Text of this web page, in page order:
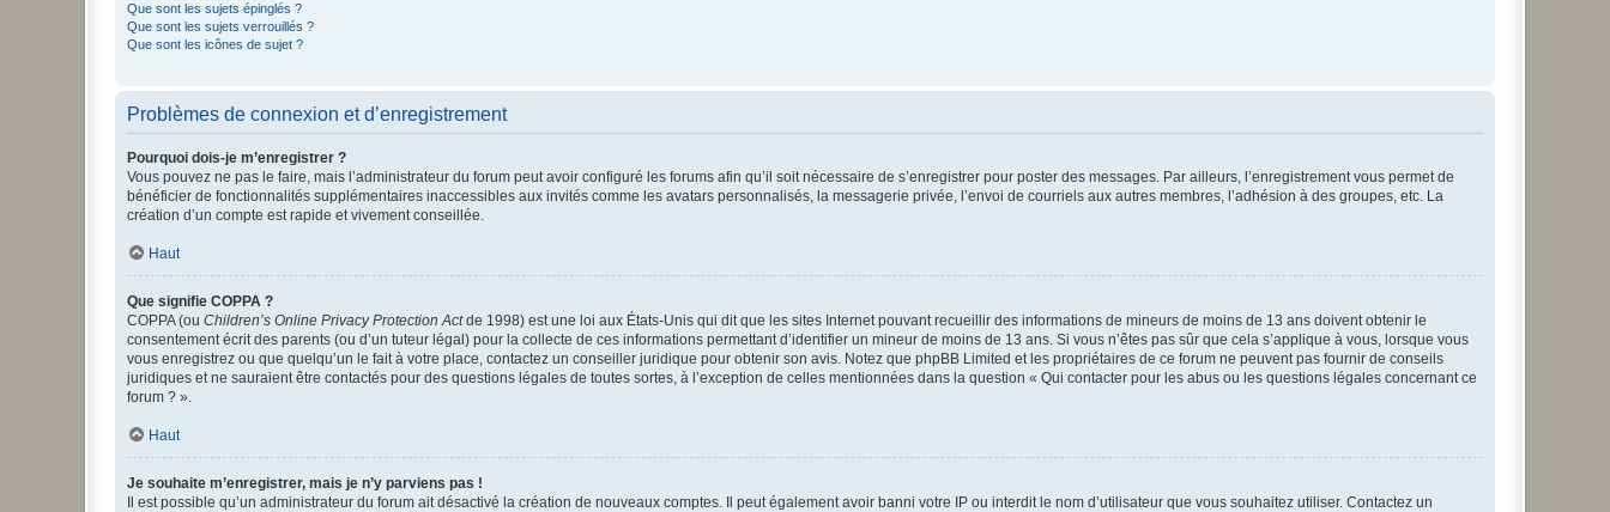
Que sont les sujets épinglés ?
Que sont les sujets verrouillés ?
Que sont les icônes de sujet ?
Problèmes de connexion et d’enregistrement
Pourquoi dois-je m’enregistrer ?
Vous pouvez ne pas le faire, mais l’administrateur du forum peut avoir configuré les forums afin qu’il soit nécessaire de s’enregistrer pour poster des messages. Par ailleurs, l’enregistrement vous permet de
bénéficier de fonctionnalités supplémentaires inaccessibles aux invités comme les avatars personnalisés, la messagerie privée, l’envoi de courriels aux autres membres, l’adhésion à des groupes, etc. La
création d’un compte est rapide et vivement conseillée.
Haut
Que signifie COPPA ?
COPPA (ou Children’s Online Privacy Protection Actde 1998) est une loi aux États-Unis qui dit que les sites Internet pouvant recueillir des informations de mineurs de moins de 13 ans doivent obtenir le
consentement écrit des parents (ou d’un tuteur légal) pour la collecte de ces informations permettant d’identifier un mineur de moins de 13 ans. Si vous n’êtes pas sûr que cela s’applique à vous, lorsque vous
vous enregistrez ou que quelqu’un le fait à votre place, contactez un conseiller juridique pour obtenir son avis. Notez que phpBB Limited et les propriétaires de ce forum ne peuvent pas fournir de conseils
juridiques et ne sauraient être contactés pour des questions légales de toutes sortes, à l’exception de celles mentionnées dans la question « Qui contacter pour les abus ou les questions légales concernant ce
forum ? ».
Haut
Je souhaite m’enregistrer, mais je n’y parviens pas !
Il est possible qu’un administrateur du forum ait désactivé la création de nouveaux comptes. Il peut également avoir banni votre IP ou interdit le nom d’utilisateur que vous souhaitez utiliser. Contactez un